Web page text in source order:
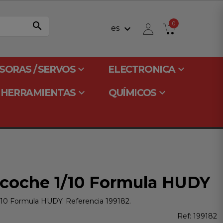
search es keyboard_arrow_down 0
/ SERVOSkeyboard_arrow_down ELECTRONICAkeyboard_arrow_down
HERRAMIENTAS keyboard_arrow_down QUÍMICOSkeyboard_arrow_down
1/10 Formula HUDY
Formula HUDY. Referencia 199182.
Ref: 199182